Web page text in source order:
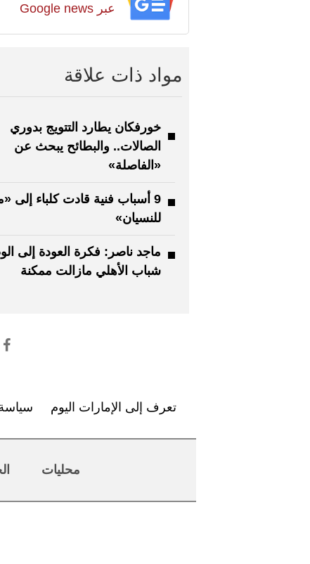
عبر Google news
مواد ذات علاقة
خورفكان يطارد التتويج بدوري
الصالات.. والبطائح يبحث عن
«الفاصلة»
9 أسباب فنية قادت كلباء إلى
للنسيان»
ماجد ناصر: فكرة العودة إلى
شباب الأهلي مازالت ممكنة
تعرف إلى الإمارات اليوم سياسة
محليات